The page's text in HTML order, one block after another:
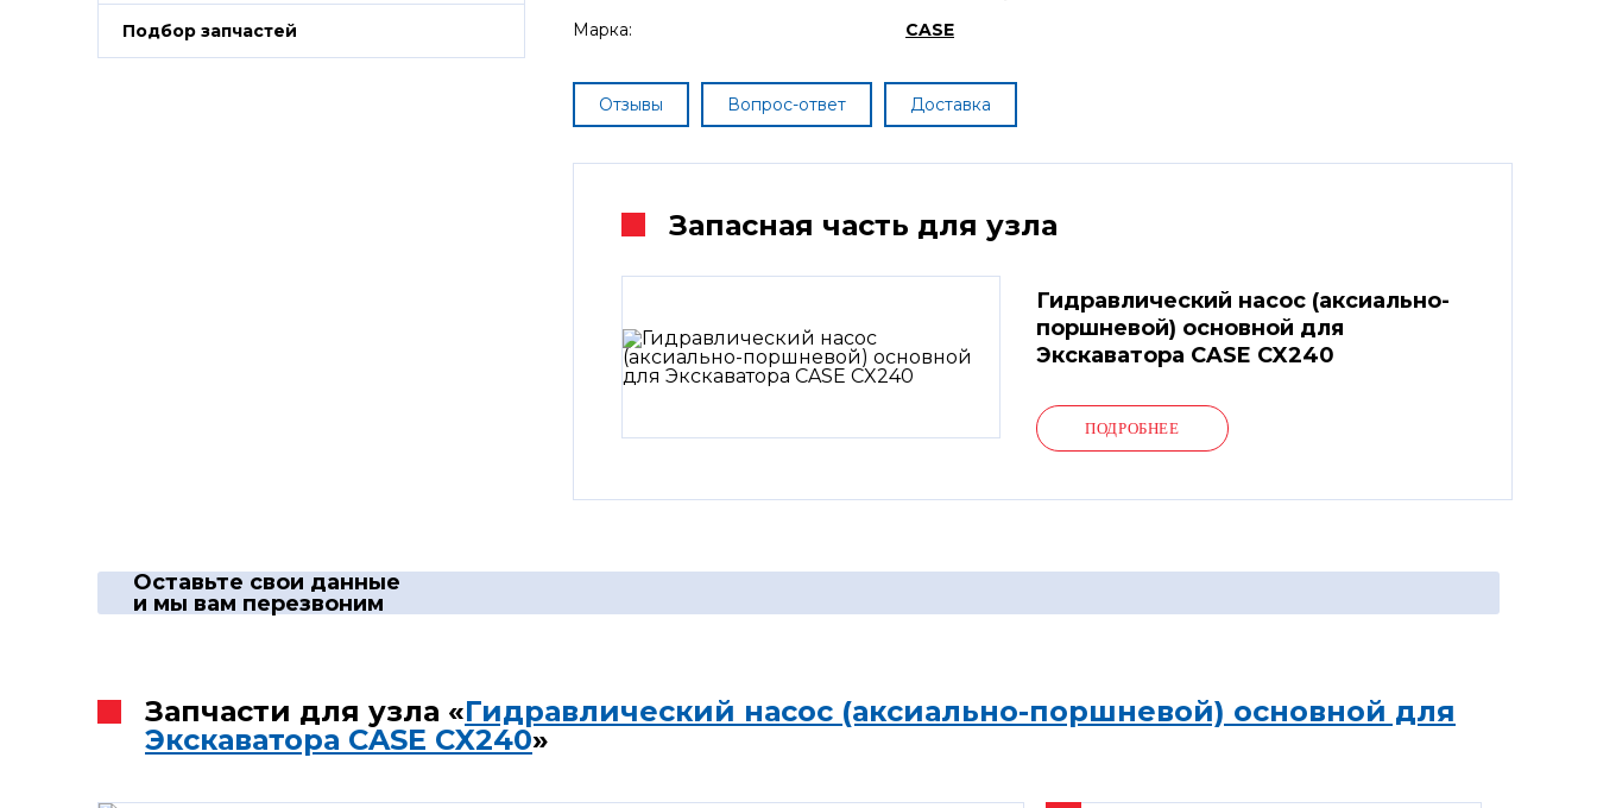
Подбор запчастей
Марка:
CASE
Отзывы Вопрос-ответ Доставка
Запасная часть для узла
Гидравлический насос (аксиально-
поршневой) основной для
Экскаватора CASE CX240
ПОДРОБНЕЕ
Оставьте свои данные
и мы вам перезвоним
Запчасти для узла «Гидравлический насос (аксиально-поршневой) основной для
Экскаватора CASE CX240»